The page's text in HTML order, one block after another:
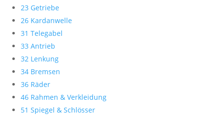
23 Getriebe
26 Kardanwelle
31 Telegabel
33 Antrieb
32 Lenkung
34 Bremsen
36 Räder
46 Rahmen & Verkleidung
51 Spiegel & Schlösser